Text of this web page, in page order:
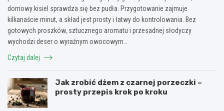
domowy kisiel sprawdza się bez pudła. Przygotowanie zajmuje
kilkanaście minut, a skład jest prosty i łatwy do kontrolowania. Bez
gotowych proszków, sztucznego aromatu i przesadnej słodyczy
wychodzi deser o wyraźnym owocowym…
Czytaj dalej
Jak zrobić dżem z czarnej porzeczki –
prosty przepis krok po kroku